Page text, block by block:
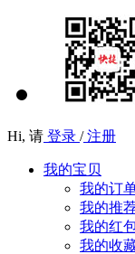
Hi, 请 登录 /注册
我的宝贝
我的订
我的推
我的红
我的收